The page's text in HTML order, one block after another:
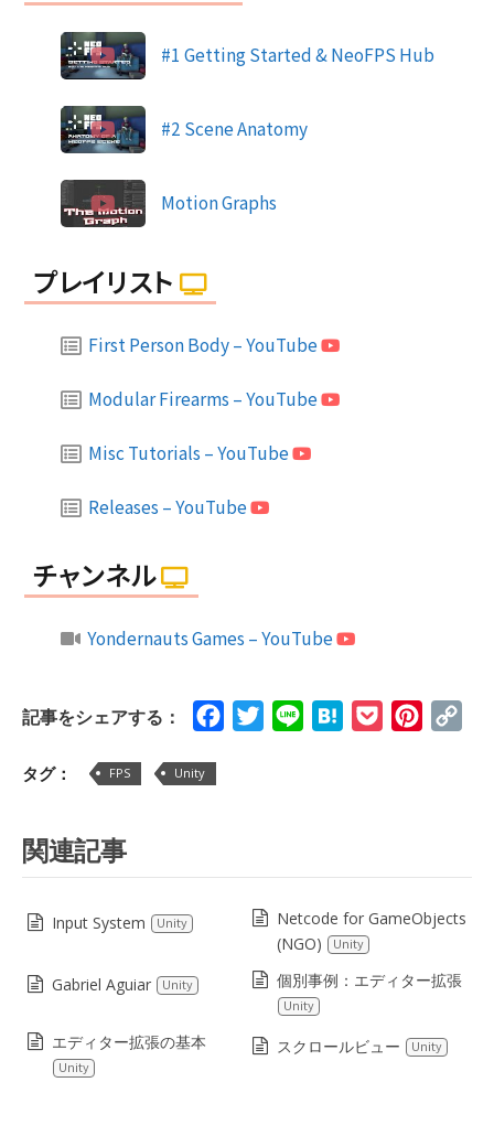
#1 Getting Started & NeoFPS Hub
#2 Scene Anatomy
Motion Graphs
プレイリスト
First Person Body – YouTube
Modular Firearms – YouTube
Misc Tutorials – YouTube
Releases – YouTube
チャンネル
Yondernauts Games – YouTube
記事をシェアする： FacebookTwitterLine HatenaPocket
タグ： FPS Unity
関連記事
Input System Unity
Netcode for GameObjects
(NGO)
Unity
Gabriel Aguiar Unity 個別事例：エディター拡張
Unity
エディター拡張の基本
Unity
スクロールビュー Unity